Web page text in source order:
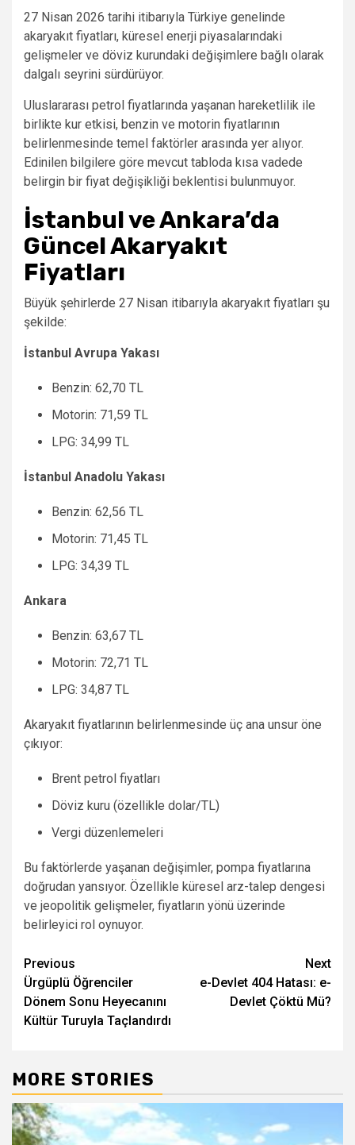
27 Nisan 2026 tarihi itibarıyla Türkiye genelinde
akaryakıt fiyatları, küresel enerji piyasalarındaki
gelişmeler ve döviz kurundaki değişimlere bağlı olarak
dalgalı seyrini sürdürüyor.
Uluslararası petrol fiyatlarında yaşanan hareketlilik ile
birlikte kur etkisi, benzin ve motorin fiyatlarının
belirlenmesinde temel faktörler arasında yer alıyor.
Edinilen bilgilere göre mevcut tabloda kısa vadede
belirgin bir fiyat değişikliği beklentisi bulunmuyor.
İstanbul ve Ankara’da
Güncel Akaryakıt
Fiyatları
Büyük şehirlerde 27 Nisan itibarıyla akaryakıt fiyatları şu
şekilde:
İstanbul Avrupa Yakası
Benzin: 62,70 TL
Motorin: 71,59 TL
LPG: 34,99 TL
İstanbul Anadolu Yakası
Benzin: 62,56 TL
Motorin: 71,45 TL
LPG: 34,39 TL
Ankara
Benzin: 63,67 TL
Motorin: 72,71 TL
LPG: 34,87 TL
Akaryakıt fiyatlarının belirlenmesinde üç ana unsur öne
çıkıyor:
Brent petrol fiyatları
Döviz kuru (özellikle dolar/TL)
Vergi düzenlemeleri
Bu faktörlerde yaşanan değişimler, pompa fiyatlarına
doğrudan yansıyor. Özellikle küresel arz-talep dengesi
ve jeopolitik gelişmeler, fiyatların yönü üzerinde
belirleyici rol oynuyor.
Post
navigation
Previous
Ürgüplü Öğrenciler
Dönem Sonu Heyecanını
Kültür Turuyla Taçlandırdı
Next
e-Devlet 404 Hatası: e-
Devlet Çöktü Mü?
MORE STORIES